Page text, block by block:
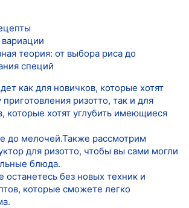
теория: от выбора риса до
специй
как для новичков, которые хотят
приготовления ризотто, так и для
которые хотят углубить имеющиеся
до мелочей.Также рассмотрим
для ризотто, чтобы вы сами могли
блюда.
останетесь без новых техник и
которые сможете легко